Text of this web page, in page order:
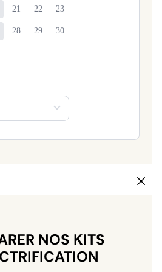
21 22 23
28 29 30
NOS KITS